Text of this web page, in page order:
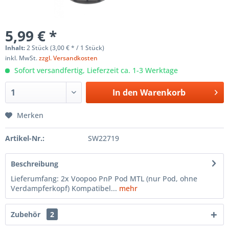
5,99 € *
Inhalt:2 Stück (3,00 € * / 1 Stück)
inkl. MwSt.zzgl. Versandkosten
Sofort versandfertig, Lieferzeit ca. 1-3 Werktage
In den Warenkorb
Merken
Artikel-Nr.: SW22719
Beschreibung
Lieferumfang: 2x Voopoo PnP Pod MTL (nur Pod, ohne
Verdampferkopf) Kompatibel... mehr
Zubehör 2